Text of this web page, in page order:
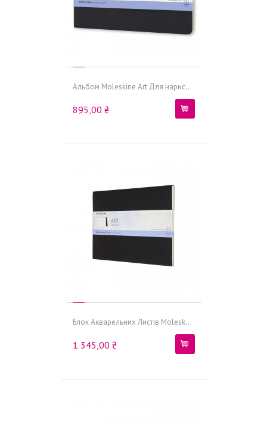
Альбом Moleskine Art Для нарис...
895,00 ₴
Блок Акварельних Листів Molesk...
1 345,00 ₴